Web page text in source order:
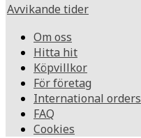
Avvikande tider
Om oss
Hitta hit
Köpvillkor
För företag
International orders
FAQ
Cookies